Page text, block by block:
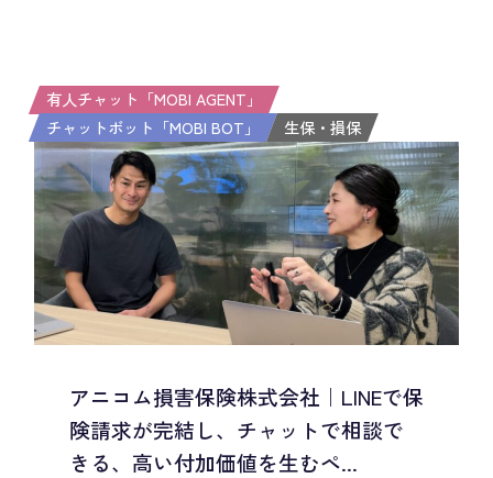
有人チャット「MOBI AGENT」
チャットボット「MOBI BOT」
生保・損保
アニコム損害保険株式会社｜LINEで保
険請求が完結し、チャットで相談で
きる、高い付加価値を生むペ...